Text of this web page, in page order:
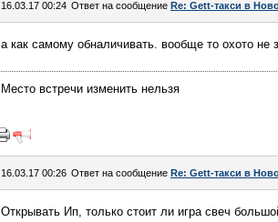
16.03.17 00:24 Ответ на сообщение Re: Gett-такси в
а как самому обналичивать. вообще то охото не
Место встречи изменить нельзя
16.03.17 00:26 Ответ на сообщение Re: Gett-такси в
Открывать Ип, только стоит ли игра свеч